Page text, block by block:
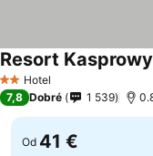
2 Počet hviezdičiek
Hotel
Resort
7,8 Dobré 1 539
Od 41 €